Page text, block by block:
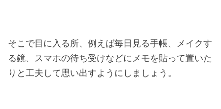
そこで目に入る所、例えば毎日見る手帳、メイクす
る鏡、スマホの待ち受けなどにメモを貼って置いた
りと工夫して思い出すようにしましょう。